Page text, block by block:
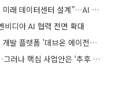
구광모 만난 젠슨 황 “LG와 미래 데이터센터 설계”…AI 동맹 확대 시사
비디아 AI 협력 전면 확대
LG CNS, 에이전틱 AI 기반 개발 플랫폼 '데브온 에이전틱 AIND' 출시
싸이월드, 10월 부활 예고…그러나 핵심 사업안은 ‘추후 공개’